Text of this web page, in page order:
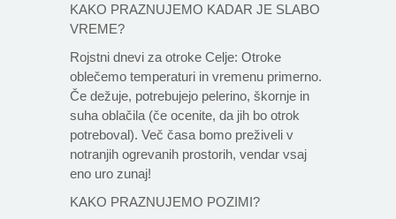
KAKO PRAZNUJEMO KADAR JE SLABO
VREME?
Rojstni dnevi za otroke Celje: Otroke
oblečemo temperaturi in vremenu primerno.
Če dežuje, potrebujejo pelerino, škornje in
suha oblačila (če ocenite, da jih bo otrok
potreboval). Več časa bomo preživeli v
notranjih ogrevanih prostorih, vendar vsaj
eno uro zunaj!
KAKO PRAZNUJEMO POZIMI?